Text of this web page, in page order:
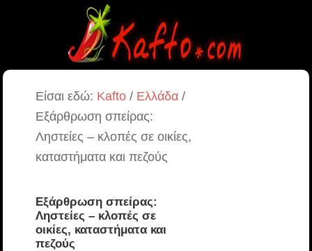
Είσαι εδώ: Kafto/ Ελλάδα/
Εξάρθρωση σπείρας:
Ληστείες – κλοπές σε οικίες,
καταστήματα και πεζούς
Εξάρθρωση σπείρας:
Ληστείες – κλοπές σε
οικίες, καταστήματα και
πεζούς